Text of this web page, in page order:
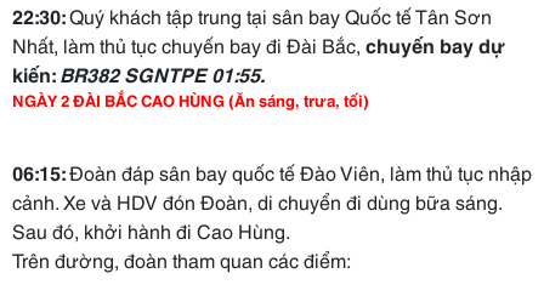
22:30:Quý khách tập trung tại sân bay Quốc tế Tân Sơn
Nhất, làm thủ tục chuyến bay đi Đài Bắc, chuyến bay dự
kiến:BR382SGNTPE 01:55.
NGÀY 2 ĐÀI BẮC CAO HÙNG (Ăn sáng, trưa, tối)
06:15:Đoàn đáp sân bay quốc tế Đào Viên, làm thủ tục nhập
cảnh. Xe và HDV đón Đoàn, di chuyển đi dùng bữa sáng.
Sau đó, khởi hành đi Cao Hùng.
Trên đường, đoàn tham quan các điểm: